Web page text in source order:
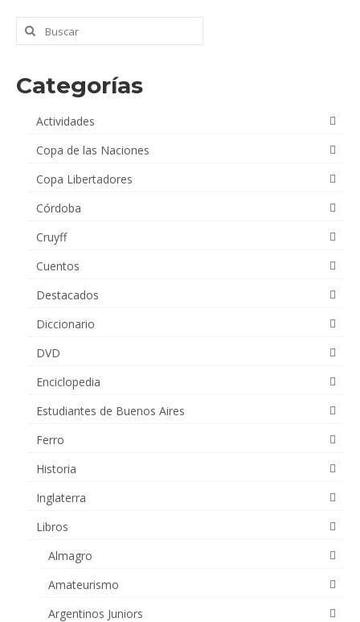
$50,000.00.
Buscar
por:
Categorías
Actividades
Copa de las Naciones
Copa Libertadores
Córdoba
Cruyff
Cuentos
Destacados
Diccionario
DVD
Enciclopedia
Estudiantes de Buenos Aires
Ferro
Historia
Inglaterra
Libros
Almagro
Amateurismo
Argentinos Juniors